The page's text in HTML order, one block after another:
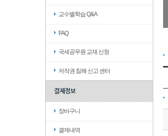
교수별학습 Q&A
FAQ
국세공무원 교재 신청
저작권 침해 신고 센터
결제정보
장바구니
결제내역